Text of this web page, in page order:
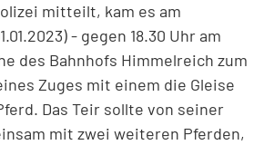
mitteilt, kam es am
- gegen 18.30 Uhr am
des Bahnhofs Himmelreich zum
Zuges mit einem die Gleise
Das Teir sollte von seiner
mit zwei weiteren Pferden,